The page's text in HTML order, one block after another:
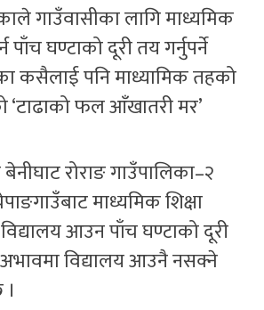
गाउँवासीका लागि माध्यमिक
घण्टाको दूरी तय गर्नुपर्ने
कसैलाई पनि माध्यामिक तहको
‘टाढाको फल आँखातरी मर’
रोराङ गाउँपालिका–२
माध्यमिक शिक्षा
आउन पाँच घण्टाको दूरी
विद्यालय आउनै नसक्ने